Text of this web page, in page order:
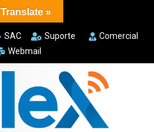
SAC Suporte
Comercial
Webmail
Translate »